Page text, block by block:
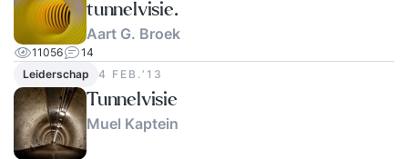
tunnelvisie.
Aart G. Broek
11056
14
Leiderschap
4 FEB.‘13
Tunnelvisie
Muel Kaptein